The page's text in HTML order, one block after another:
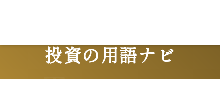
投資の用語ナビ